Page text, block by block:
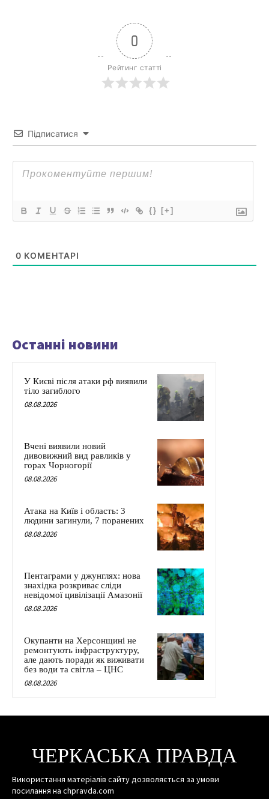
0
Рейтинг статті
Підписатися
{} [+]
0 КОМЕНТАРІ
Останні новини
У Києві після атаки рф виявили
тіло загиблого
08.08.2026
Вчені виявили новий
дивовижний вид равликів у
горах Чорногорії
08.08.2026
Атака на Київ і область: 3
людини загинули, 7 поранених
08.08.2026
Пентаграми у джунглях: нова
знахідка розкриває сліди
невідомої цивілізації Амазонії
08.08.2026
Окупанти на Херсонщині не
ремонтують інфраструктуру,
але дають поради як виживати
без води та світла – ЦНС
08.08.2026
ЧЕРКАСЬКА ПРАВДА
Використання матеріалів сайту дозволяється за умови
посилання на chpravda.com